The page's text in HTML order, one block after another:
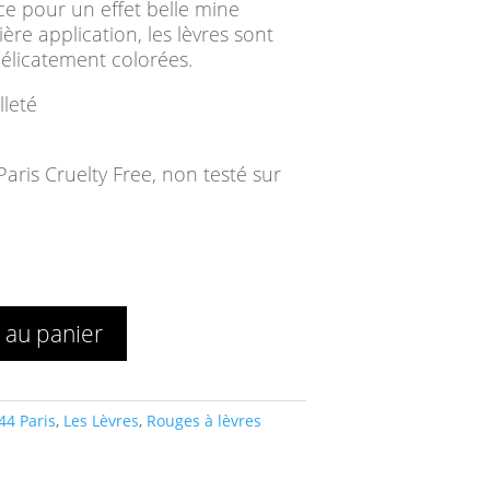
pour un effet belle mine
application, les lèvres sont
colorées.
panier
Paris, Les Lèvres, Rouges à lèvres